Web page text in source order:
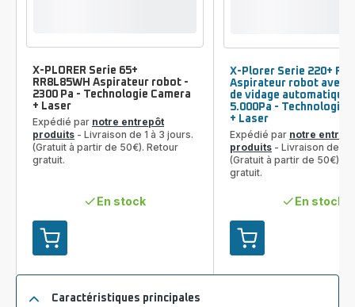
Ajouter
au
panier
X-
X-PLORER Serie 65+
RR8L85WH Aspirateur robot -
2300 Pa - Technologie Camera
+ Laser
Expédié par notre entrepôt
produits - Livraison de 1 à 3 jours.
(Gratuit à partir de 50€). Retour
gratuit.
En stock
Ajouter
au
panier
X-Plorer Serie 220+
Aspirateur robot avec
de vidage automatique
5.000Pa - Technologie:
+ Laser
Expédié par notre
produits - Livraison de 1
(Gratuit à partir de 50€).
gratuit.
En stock
Caractéristiques principales